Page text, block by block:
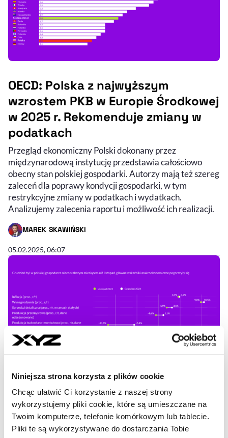
Niniejsza strona korzysta z plików cookie
Chcąc ułatwić Ci korzystanie z naszej strony
wykorzystujemy pliki cookie, które są umieszczane na
Twoim komputerze, telefonie komórkowym lub tablecie.
Pliki te są wykorzystywane do dostarczania Tobie
OECD: Polska z najwyższym
wzrostem PKB w Europie Środkowej
w 2025 r. Rekomenduje zmiany w
podatkach
Przegląd ekonomiczny Polski dokonany przez
międzynarodową instytucję przedstawia całościowo
obecny stan polskiej gospodarki. Autorzy mają też szereg
zaleceń dla poprawy kondycji gospodarki, w tym
restrykcyjne zmiany w podatkach i wydatkach.
Analizujemy zalecenia raportu i możliwość ich realizacji.
MAREK SKAWIŃSKI
- AUTOR ARTYKUŁU - PROFIL
05.02.2025, 06:07
Ekonomiczne podsumowanie
miesiąca - styczeń 2025. Czego
można się spodziewać w tym roku